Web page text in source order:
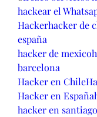
hackear el
Hackerhacker de
españa
hacker de mexico
barcelona
Hacker en Chile
Hacker en España
hacker en